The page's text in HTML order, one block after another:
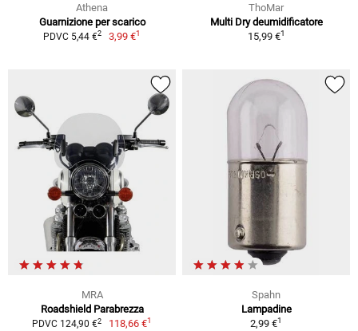
Athena
Guarnizione per scarico
PDVC 5,44 €2 3,99 €1
ThoMar
Multi Dry deumidificatore
15,99 €1
MRA
Roadshield Parabrezza
PDVC 124,90 €2 118,66 €1
Spahn
Lampadine
2,99 €1